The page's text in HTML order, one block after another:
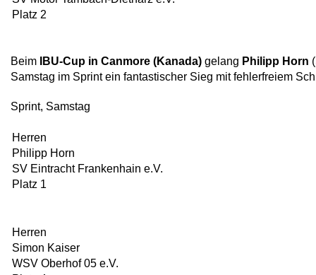
Platz 2
Beim IBU-Cup in Canmore (Kanada) gelang Philipp Horn
Samstag im Sprint ein fantastischer Sieg mit fehlerfreiem
Sprint, Samstag
Herren
Philipp Horn
SV Eintracht Frankenhain e.V.
Platz 1
Herren
Simon Kaiser
WSV Oberhof 05 e.V.